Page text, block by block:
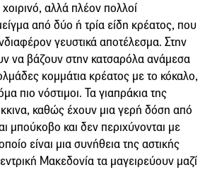
χοιρινό, αλλά πλέον πολλοί
από δύο ή τρία είδη κρέατος, που
γευστικά αποτέλεσμα. Στην
να βάζουν στην κατσαρόλα ανάμεσα
κομμάτια κρέατος με το κόκαλο,
πιο νόστιμοι. Τα γιαπράκια της
καθώς έχουν μια γερή δόση από
μπούκοβο και δεν περιχύνονται με
είναι μια συνήθεια της αστικής
Μακεδονία τα μαγειρεύουν μαζί